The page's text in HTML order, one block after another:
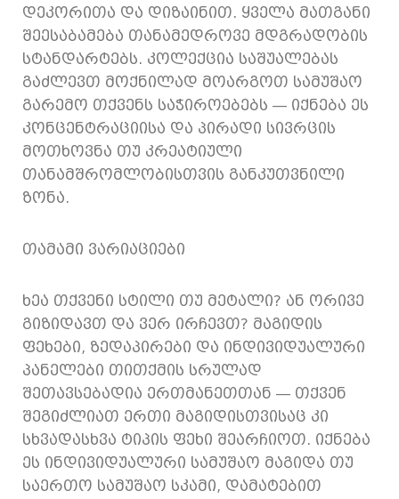
დეკორითა და დიზაინით. ყველა მათგანი
შეესაბამება თანამედროვე მდგრადობის
სტანდარტებს. კოლექცია საშუალებას
გაძლევთ მოქნილად მოარგოთ სამუშაო
გარემო თქვენს საჭიროებებს — იქნება ეს
კონცენტრაციისა და პირადი სივრცის
მოთხოვნა თუ კრეატიული
თანამშრომლობისთვის განკუთვნილი
ზონა.
თამამი ვარიაციები
ხეა თქვენი სტილი თუ მეტალი? ან ორივე
გიზიდავთ და ვერ ირჩევთ? მაგიდის
ფეხები, ზედაპირები და ინდივიდუალური
პანელები თითქმის სრულად
შეთავსებადია ერთმანეთთან — თქვენ
შეგიძლიათ ერთი მაგიდისთვისაც კი
სხვადასხვა ტიპის ფეხი შეარჩიოთ. იქნება
ეს ინდივიდუალური სამუშაო მაგიდა თუ
საერთო სამუშაო სკამი, დამატებით